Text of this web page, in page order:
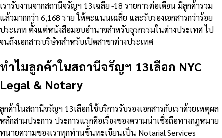
เรารับงานจากสถานีจรัญฯ 13เฉลี่ย -18 รายการต่อเดือน มีลูกค้ารวม
แล้วมากกว่า 6,168 ราย ให้คะแนนเฉลี่ย และรับรองเอกสารกว่าร้อย
ประเภท ตั้งแต่หนังสือมอบอำนาจสำหรับธุรกรรมในต่างประเทศ ไป
จนถึงเอกสารบริษัทสำหรับเปิดสาขาต่างประเทศ
ทำไมลูกค้าในสถานีจรัญฯ 13เลือก NYC
Legal & Notary
ลูกค้าในสถานีจรัญฯ 13เลือกใช้บริการรับรองเอกสารกับเราด้วยเหตุผล
หลักสามประการ ประการแรกคือเรื่องของความน่าเชื่อถือทางกฎหมาย
ทนายความของเราทุกท่านขึ้นทะเบียนเป็น Notarial Services